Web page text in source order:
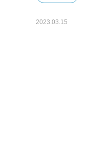
2023.03.15